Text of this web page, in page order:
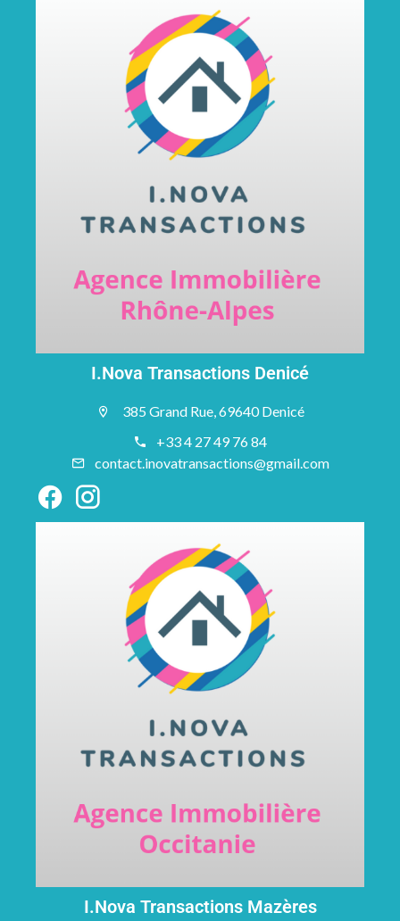
I.Nova Transactions Denicé
385 Grand Rue, 69640 Denicé
+33 4 27 49 76 84
contact.inovatransactions@gmail.com
I.Nova Transactions Mazères